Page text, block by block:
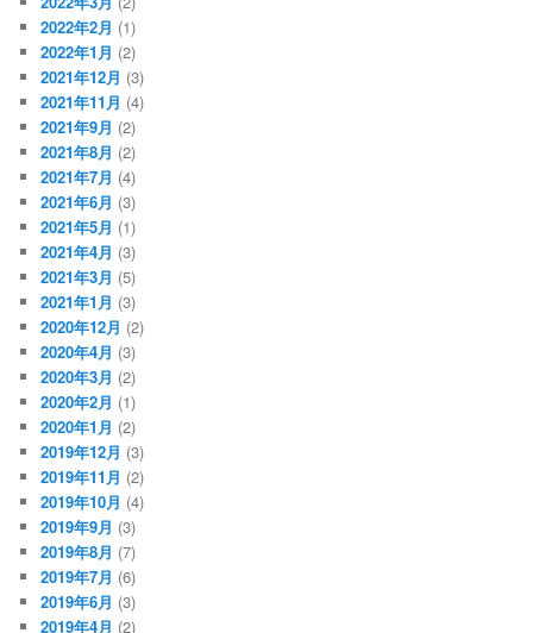
2022年2月 (1)
2022年1月 (2)
2021年12月 (3)
2021年11月 (4)
2021年9月 (2)
2021年8月 (2)
2021年7月 (4)
2021年6月 (3)
2021年5月 (1)
2021年4月 (3)
2021年3月 (5)
2021年1月 (3)
2020年12月 (2)
2020年4月 (3)
2020年3月 (2)
2020年2月 (1)
2020年1月 (2)
2019年12月 (3)
2019年11月 (2)
2019年10月 (4)
2019年9月 (3)
2019年8月 (7)
2019年7月 (6)
2019年6月 (3)
2019年4月 (2)